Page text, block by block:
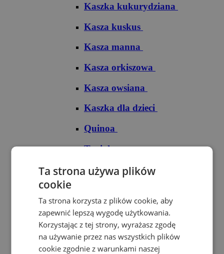
Kaszka kukurydziana
Kasza kuskus
Kasza manna
Kasza orkiszowa
Kasza owsiana
Kaszka dla dzieci
Quinoa
Tapioka
Ryże
Ryż basmati
Ryż biały
Ryż brązowy
Ta strona używa plików
cookie
Ta strona korzysta z plików cookie, aby
zapewnić lepszą wygodę użytkowania.
Korzystając z tej strony, wyrażasz zgodę
na używanie przez nas wszystkich plików
cookie zgodnie z warunkami naszej